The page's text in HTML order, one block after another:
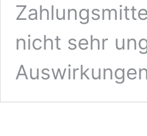
nicht sehr